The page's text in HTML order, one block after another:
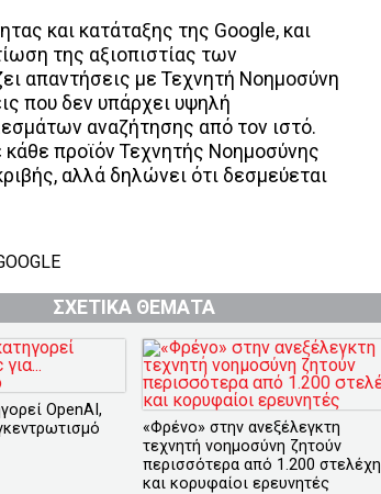
και κατάταξης της Google, και
της αξιοπιστίας των
απαντήσεις με Τεχνητή Νοημοσύνη
που δεν υπάρχει υψηλή
αναζήτησης από τον ιστό.
προϊόν Τεχνητής Νοημοσύνης
αλλά δηλώνει ότι δεσμεύεται
ΣΧΕΤΙΚΑ ΘΕΜΑΤΑ
OpenAI,
«Φρένο» στην ανεξέλεγκτη
τεχνητή νοημοσύνη ζητούν
περισσότερα από 1.200 στελέχη
και κορυφαίοι ερευνητές